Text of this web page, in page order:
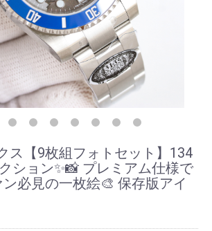
ス【9枚組フォトセット】134
ション✨📸 プレミアム仕様で
必見の一枚絵🎨 保存版アイ